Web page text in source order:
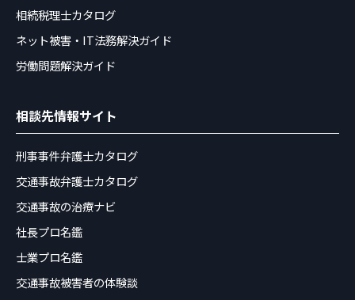
相続税理士カタログ
ネット被害・IT法務解決ガイド
労働問題解決ガイド
相談先情報サイト
刑事事件弁護士カタログ
交通事故弁護士カタログ
交通事故の治療ナビ
社長プロ名鑑
士業プロ名鑑
交通事故被害者の体験談